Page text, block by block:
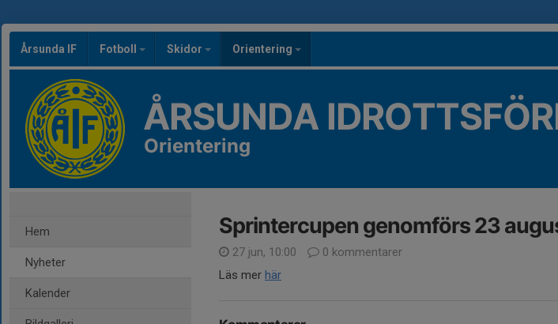
Årsunda IF Fotboll Skidor Orientering
ÅRSUNDA
Orientering
Hem
Nyheter
Kalender
Sprintercupen genomförs 23
27 jun, 10:00
0 kommentarer
Läs mer här